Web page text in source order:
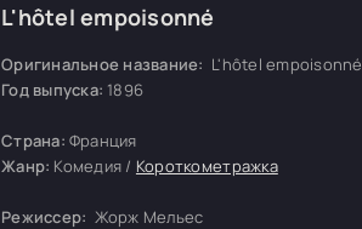
L'hôtel empoisonné
Оригинальное название: L'hôtel empoisonné
Год выпуска: 1896
Страна: Франция
Жанр: Комедия / Короткометражка
Режиссер: Жорж Мельес